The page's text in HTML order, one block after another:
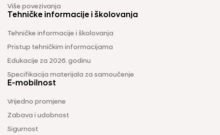
Više povezivanja
Tehničke informacije i školovanja
Tehničke informacije i školovanja
Pristup tehničkim informacijama
Edukacije za 2026. godinu
Specifikacija materijala za samoučenje
E-mobilnost
Vrijedno promjene
Zabava i udobnost
Sigurnost